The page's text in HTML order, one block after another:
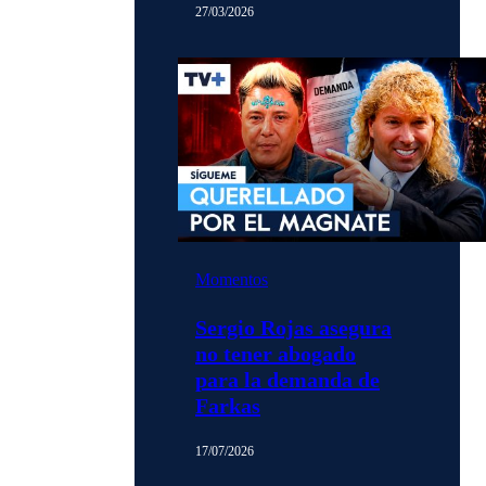
27/03/2026
Momentos
Sergio Rojas asegura
no tener abogado
para la demanda de
Farkas
17/07/2026